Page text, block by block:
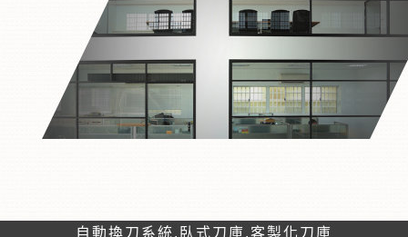
自動換刀系統,臥式刀庫,客製化刀庫